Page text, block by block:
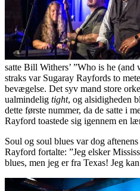
satte Bill Withers’ ”Who is he
straks var Sugaray Rayfords to
bevægelse. Det syv mand store
ualmindelig tight, og alsidigheden
dette første nummer, da de satte i
Rayford toastede sig igennem en
Soul og soul blues var dog
Rayford fortalte: ”Jeg elsker
blues, men jeg er fra Texas! Jeg